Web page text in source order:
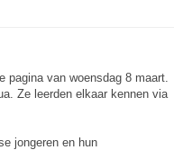
van woensdag 8 maart.
Ze leerden elkaar kennen via
jongeren en hun